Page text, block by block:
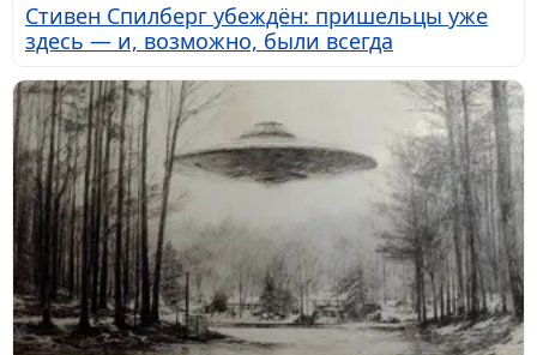
Стивен Спилберг убеждён: пришельцы уже
здесь — и, возможно, были всегда